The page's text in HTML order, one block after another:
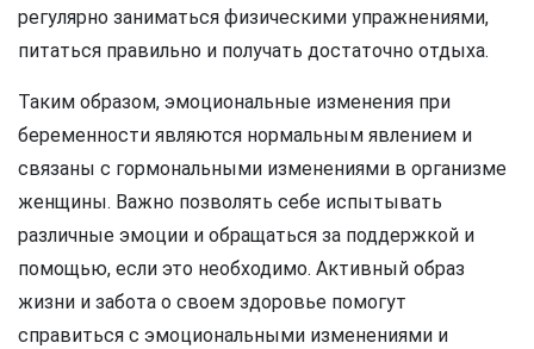
регулярно заниматься физическими упражнениями,
питаться правильно и получать достаточно отдыха.
Таким образом, эмоциональные изменения при
беременности являются нормальным явлением и
связаны с гормональными изменениями в организме
женщины. Важно позволять себе испытывать
различные эмоции и обращаться за поддержкой и
помощью, если это необходимо. Активный образ
жизни и забота о своем здоровье помогут
справиться с эмоциональными изменениями и